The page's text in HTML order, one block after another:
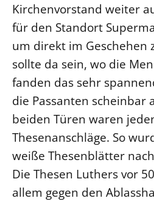
Kirchenvorstand weiter
für den Standort
um direkt im Geschehen
sollte da sein, wo die
fanden das sehr
die Passanten scheinbar
beiden Türen waren
Thesenanschläge. So
weiße Thesenblätter
Die Thesen Luthers vor
allem gegen den
BIBLIOTHEK & ARCHIV
Älterwerden im
Beteiligungsverfahren
Beschwerdestellen
Ephoralbüro
Finanzplanung
Fundraising
IT-Service